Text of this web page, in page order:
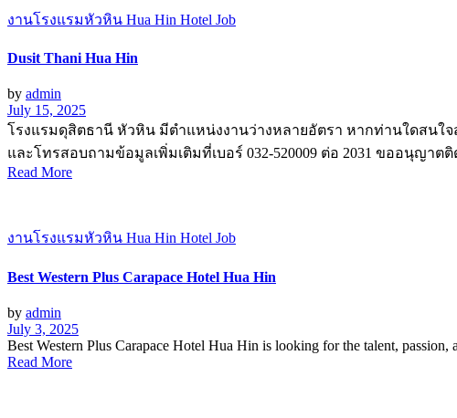
งานโรงแรมหัวหิน Hua Hin Hotel Job
Dusit Thani Hua Hin
by admin
July 15, 2025
โรงแรมดุสิตธานี หัวหิน มีตำแหน่งงานว่างหลายอัตรา หากท่านใดสนใจ
และโทรสอบถามข้อมูลเพิ่มเติมที่เบอร์ 032-520009 ต่อ 2031 ขออนุญา
Read More
งานโรงแรมหัวหิน Hua Hin Hotel Job
Best Western Plus Carapace Hotel Hua Hin
by admin
July 3, 2025
Best Western Plus Carapace Hotel Hua Hin is looking for the talent, passion,
Read More